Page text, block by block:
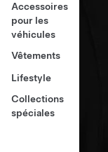
Accessoires
pour les
véhicules
Vêtements
Lifestyle
Collections
spéciales